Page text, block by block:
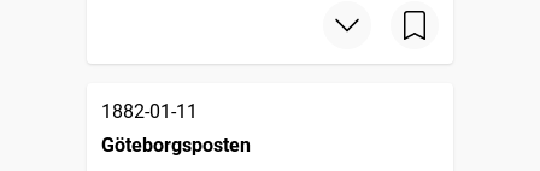
1882-01-11
Göteborgsposten